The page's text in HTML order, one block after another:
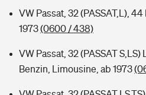
Kinderunfall-Check: Mehr
Sie haben Fragen?
VW Passat, 32 (PASSAT,L),
1973(0600 / 438)
VW Passat, 32 (PASSAT S,LS)
Benzin, Limousine, ab 1973